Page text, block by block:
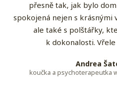
přesně tak, jak bylo
spokojená nejen s
ale také s polštářky,
k dokonalosti.
Andrea
koučka a psychoterapeutka